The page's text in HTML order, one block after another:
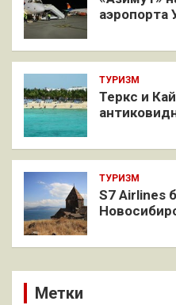
аэропорта
ТУРИЗМ
Теркс и
ТУРИЗМ
S7 Airlines
Метки